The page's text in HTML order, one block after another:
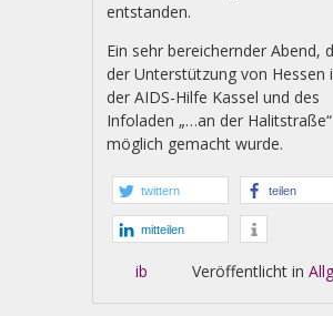
entstanden.
Ein sehr bereichernder Abend,
der Unterstützung von Hessen
der AIDS-Hilfe Kassel und des
Infoladen „…an der Halitstraße“
möglich gemacht wurde.
twittern teilen
mitteilen
ib Veröffentlicht in